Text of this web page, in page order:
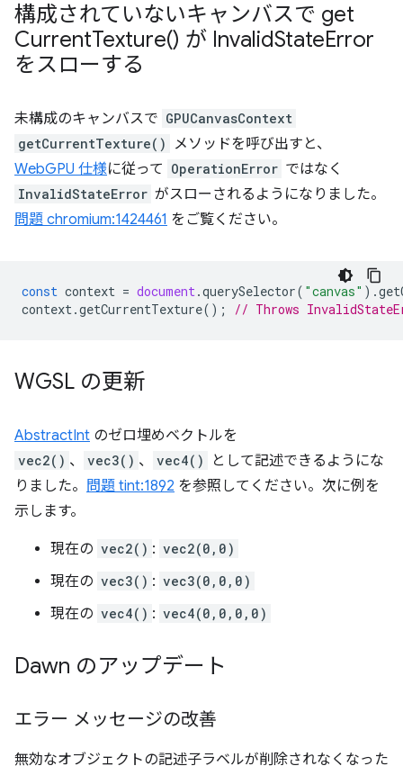
構成されていないキャンバスで get
CurrentTexture() が InvalidStateError
をスローする
未構成のキャンバスで GPUCanvasContext
getCurrentTexture()
メソッドを呼び出すと、
WebGPU 仕様に従って OperationError ではなく
InvalidStateError がスローされるようになりました。
問題 chromium:1424461 をご覧ください。
const context = document.querySelector( "canvas" ).
context.getCurrentTexture(); // Throws
WGSL の更新
AbstractInt のゼロ埋めベクトルを
vec2() 、 vec3() 、 vec4()
として記述できるようにな
りました。 問題 tint:1892 を参照してください。次に例を
示します。
現在の vec2() : vec2(0,0)
現在の vec3() : vec3(0,0,0)
現在の vec4() : vec4(0,0,0,0)
Dawn のアップデート
エラー メッセージの改善
無効なオブジェクトの記述子ラベルが削除されなくなった